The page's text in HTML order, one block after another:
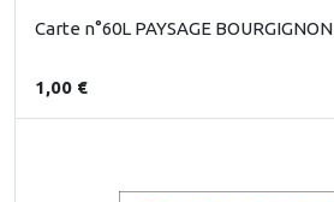
Carte n°60L PAYSAGE BOURGIGNON
1,00 €